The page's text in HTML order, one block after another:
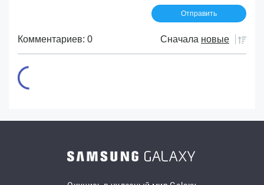
Комментариев: 0 Сначала новые